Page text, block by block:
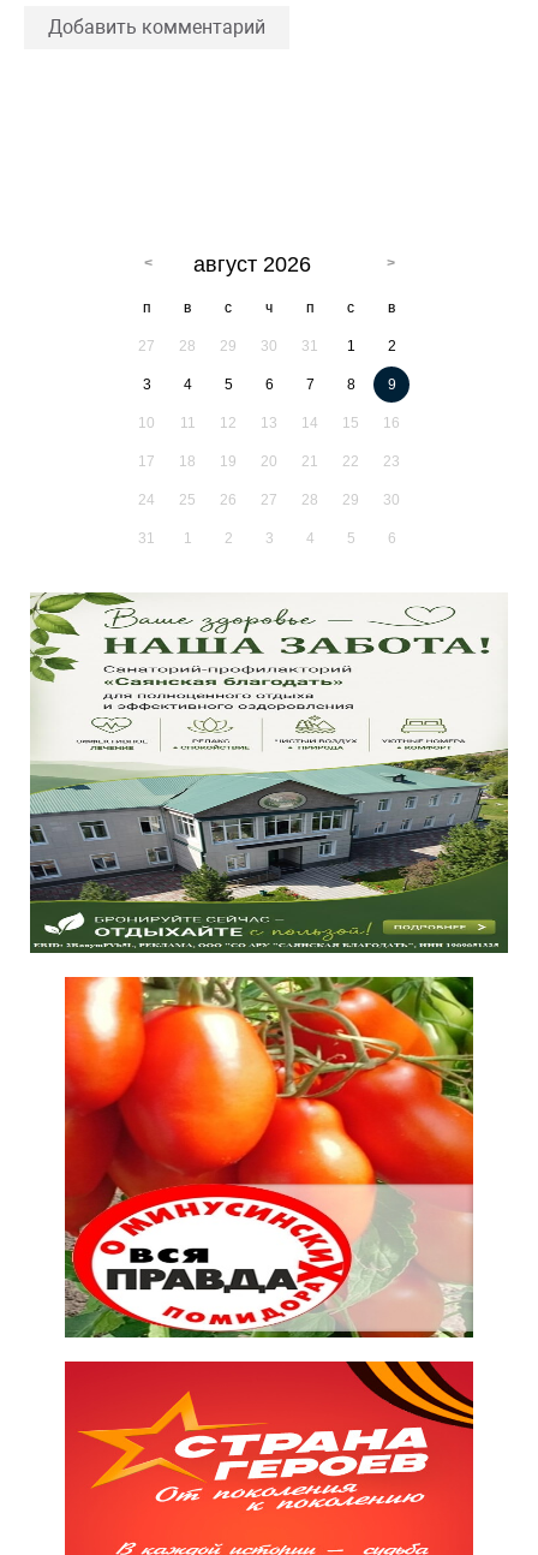
Добавить комментарий
август 2026
п в с ч п с в
27 28 29 30 31 1 2
3 4 5 6 7 8 9
10 11 12 13 14 15 16
17 18 19 20 21 22 23
24 25 26 27 28 29 30
31 1 2 3 4 5 6